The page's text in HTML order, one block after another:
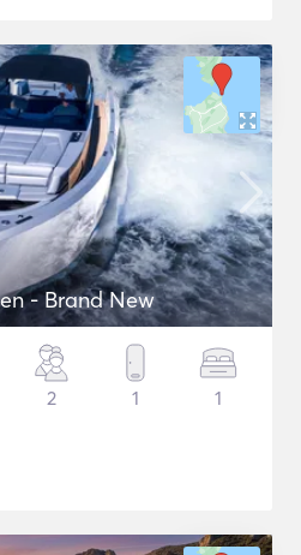
- Brand New
2 1 1